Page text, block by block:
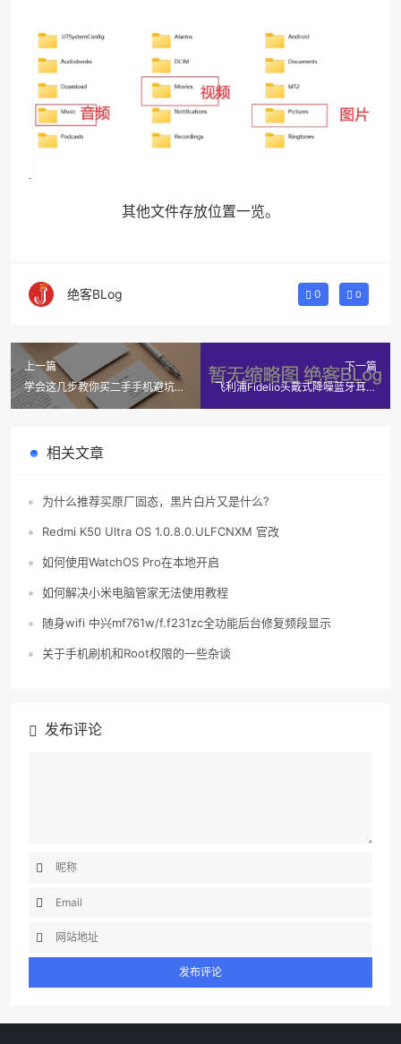
其他文件存放位置一览。
绝客BLog 0 0
上一篇
学会这几步教你买二手手机避坑指
南
下一篇
飞利浦Fidelio头戴式降噪蓝牙耳机
相关文章
为什么推荐买原厂固态，黑片白片又是什么?
Redmi K50 Ultra OS 1.0.8.0.ULFCNXM 官改
如何使用WatchOS Pro在本地开启
如何解决小米电脑管家无法使用教程
随身wifi 中兴mf761w/f.f231zc全功能后台修复频段显示
关于手机刷机和Root权限的一些杂谈
发布评论